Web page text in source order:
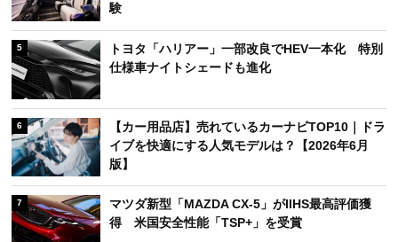
験
5
トヨタ「ハリアー」一部改良でHEV一本化 特別
仕様車ナイトシェードも進化
6
【カー用品店】売れているカーナビTOP10｜ドラ
イブを快適にする人気モデルは？【2026年6月
版】
7
マツダ新型「MAZDA CX-5」がIIHS最高評価獲
得 米国安全性能「TSP+」を受賞